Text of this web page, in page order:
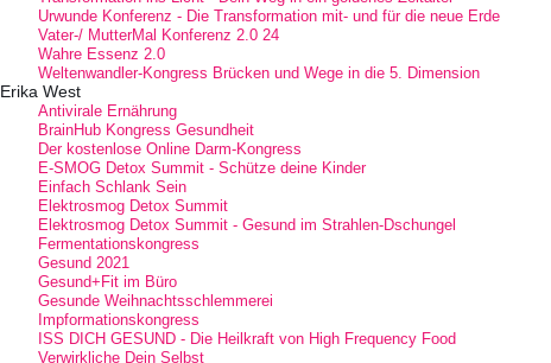
Urwunde Konferenz - Die Transformation mit- und für die neue Erde
Vater-/ MutterMal Konferenz 2.0 24
Wahre Essenz 2.0
Weltenwandler-Kongress Brücken und Wege in die 5. Dimension
Erika West
Antivirale Ernährung
BrainHub Kongress Gesundheit
Der kostenlose Online Darm-Kongress
E-SMOG Detox Summit - Schütze deine Kinder
Einfach Schlank Sein
Elektrosmog Detox Summit
Elektrosmog Detox Summit - Gesund im Strahlen-Dschungel
Fermentationskongress
Gesund 2021
Gesund+Fit im Büro
Gesunde Weihnachtsschlemmerei
Impformationskongress
ISS DICH GESUND - Die Heilkraft von High Frequency Food
Verwirkliche Dein Selbst